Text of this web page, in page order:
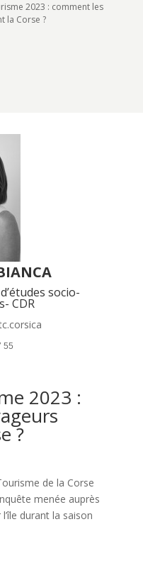
2023 : comment les
la Corse ?
socio-
CDR
55
2023 :
?
de la Corse
menée auprès
durant la saison